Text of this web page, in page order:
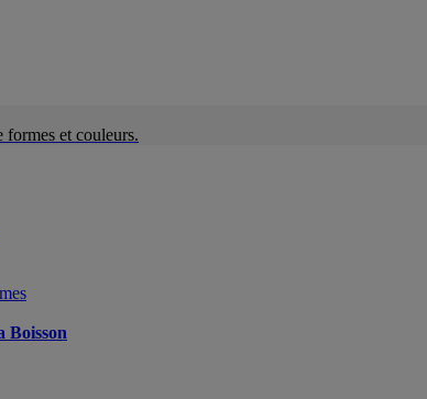
formes et couleurs.
Boisson